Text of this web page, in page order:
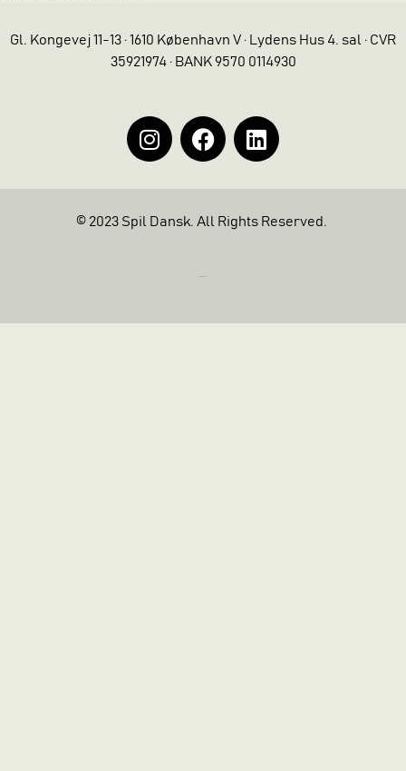
Gl. Kongevej 11-13 · 1610 København V · Lydens Hus 4. sal · CVR
35921974 · BANK 9570 0114930
© 2023 Spil Dansk. All Rights Reserved.